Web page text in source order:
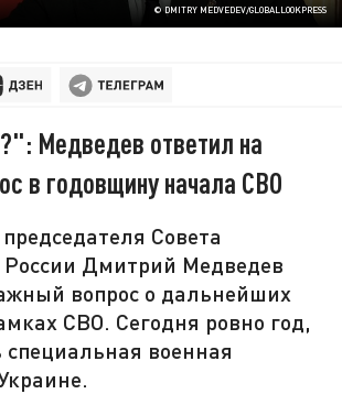
© DMITRY MEDVEDEV/GLOBALLOOKPRESS
Медведев ответил на
в годовщину начала СВО
Совета
России Дмитрий Медведев
вопрос о дальнейших
СВО. Сегодня ровно год,
специальная военная